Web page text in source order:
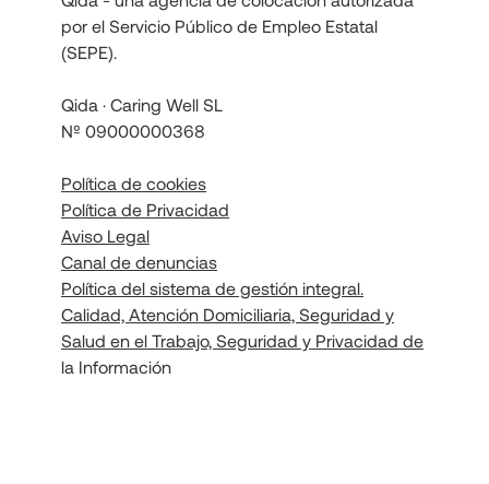
por el Servicio Público de Empleo Estatal
(SEPE).
Qida · Caring Well SL
Nº 09000000368
Política de cookies
Política de Privacidad
Aviso Legal
Canal de denuncias
Política del sistema de gestión integral.
Calidad, Atención Domiciliaria, Seguridad y
Salud en el Trabajo, Seguridad y Privacidad de
la Información